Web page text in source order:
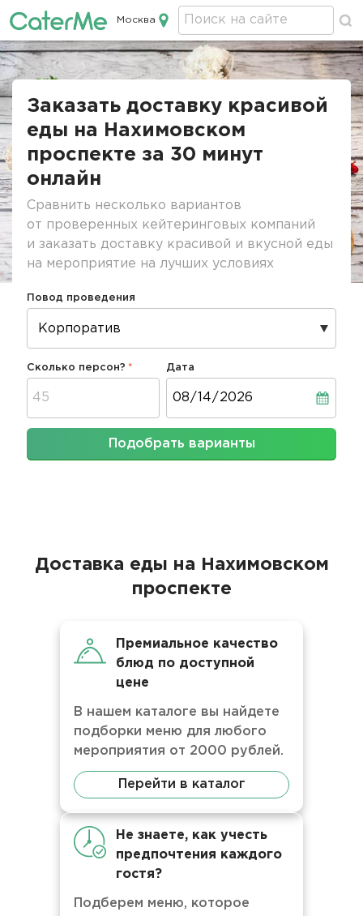
Кейтеринг в Москве
Москва
Строка
Заказать доставку красивой
еды на Нахимовском
проспекте за 30 минут
онлайн
Сравнить несколько вариантов
от проверенных кейтеринговых компаний
и заказать доставку красивой и вкусной еды
на мероприятие на лучших условиях
Повод проведения
Сколько персон? Дата
Подобрать варианты
Доставка еды на Нахимовском
проспекте
Премиальное качество
блюд по доступной
цене
В нашем каталоге вы найдете
подборки меню для любого
мероприятия от 2000 рублей.
Перейти в каталог
Не знаете, как учесть
предпочтения каждого
гостя?
Подберем меню, которое